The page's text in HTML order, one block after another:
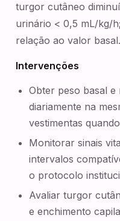
turgor cutâneo
urinário < 0,5 mL/kg/
relação ao valor basal.
Intervenções
Obter peso basal e
diariamente na
vestimentas
Monitorar sinais
intervalos
o protocolo
Avaliar turgor
e enchimento